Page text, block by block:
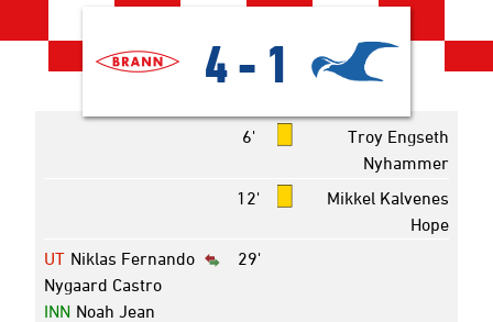
4- 1
6'
Troy Engseth
Nyhammer
12'
Mikkel Kalvenes
Hope
29'
UT Niklas Fernando
Nygaard Castro
INN Noah Jean